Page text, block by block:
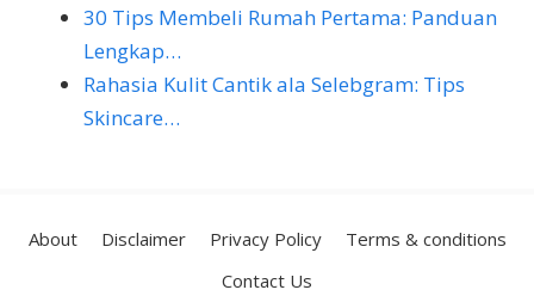
30 Tips Membeli Rumah Pertama: Panduan
Lengkap…
Rahasia Kulit Cantik ala Selebgram: Tips
Skincare…
About Disclaimer Privacy Policy
Terms & conditions
Contact Us